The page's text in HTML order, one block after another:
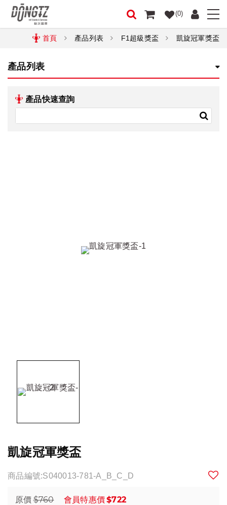
(0)
首頁 產品列表 F1超級獎盃 凱旋冠軍獎盃
產品列表
產品快速查詢
凱旋冠軍獎盃
商品編號:S040013-781-A_B_C_D
原價 $760 會員特惠價$722